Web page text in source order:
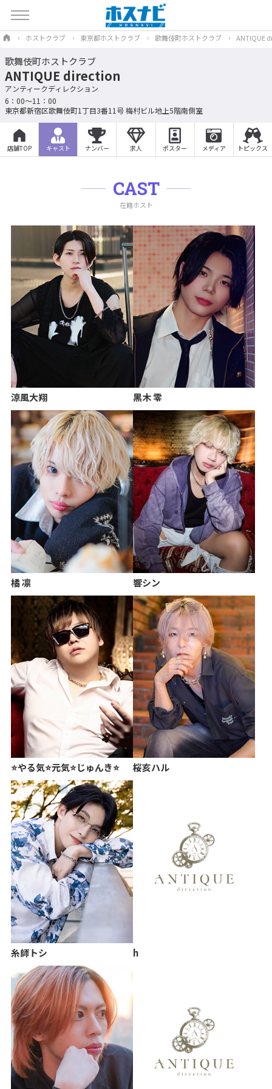
ホストクラブ 東京都ホストクラブ 歌舞伎町ホストクラブ ANTIQUE
歌舞伎町ホストクラブ
ANTIQUE direction
アンティークディレクション
6：00～11：00
東京都新宿区歌舞伎町1丁目3番11号 梅村ビル地上5階南側室
店舗TOP キャスト ナンバー 求人 ポスター メディア トピックス
CAST
在籍ホスト
涼風大翔 黒木 零
橘 凛 響シン
⭐️やる気⭐️元気⭐️じゅんき⭐ 桜亥ハル
糸師トシ h